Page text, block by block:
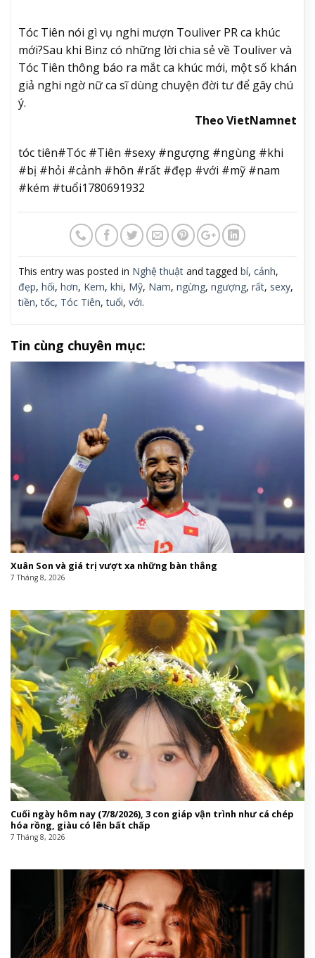
Tóc Tiên nói gì vụ nghi mượn Touliver PR ca khúc
mới?Sau khi Binz có những lời chia sẻ về Touliver và
Tóc Tiên thông báo ra mắt ca khúc mới, một số khán
giả nghi ngờ nữ ca sĩ dùng chuyện đời tư để gây chú
ý.
Theo VietNamnet
tóc tiên#Tóc #Tiên #sexy #ngượng #ngùng #khi
#bị #hỏi #cảnh #hôn #rất #đẹp #với #mỹ #nam
#kém #tuổi1780691932
This entry was posted in Nghệ thuật and tagged bí, cảnh,
đẹp, hối, hơn, Kem, khi, Mỹ, Nam, ngừng, ngượng, rất, sexy,
tiền,tốc, Tóc Tiên,tuổi, với.
Tin cùng chuyên mục:
Xuân Son và giá trị vượt xa những bàn thắng
7 Tháng 8, 2026
Cuối ngày hôm nay (7/8/2026), 3 con giáp vận trình như cá chép
hóa rồng, giàu có lên bất chấp
7 Tháng 8, 2026